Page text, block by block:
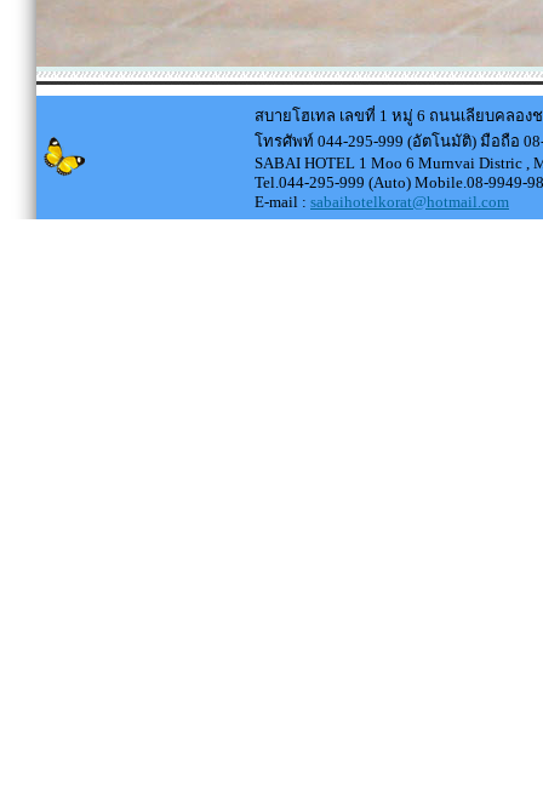
สบายโฮเทล เลขที่ 1 หมู่ 6 ถนนเลียบคลอ
โทรศัพท์ 044-295-999 (อัตโนมัติ) มือถือ
SABAI HOTEL 1 Moo 6 Murnvai Distric ,
Tel.044-295-999 (Auto) Mobile.08-9949-
E-mail : sabaihotelkorat@hotmail.com